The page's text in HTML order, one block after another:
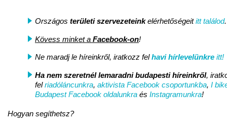
Országos területi szervezeteinkelérhetőségeititt találod.
Kövess minket a Facebook-on!
Ne maradj le híreinkről, iratkozz felhavi hírlevelünkre itt!
Ha nem szeretnél lemaradni budapesti híreinkről,
felriadóláncunkra, aktivista Facebook csoportunkba, I
Budapest Facebook oldalunkra és Instagramunkra!
Hogyan segíthetsz?